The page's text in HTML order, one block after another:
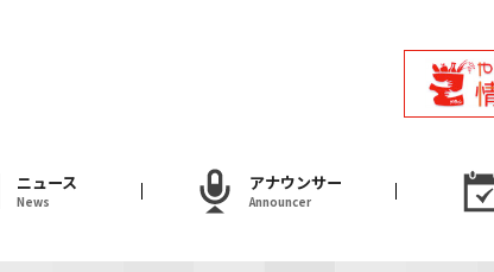
ニュース
News
アナウンサー
Announcer
アナウンサー
Announcer
試写会・プレゼント